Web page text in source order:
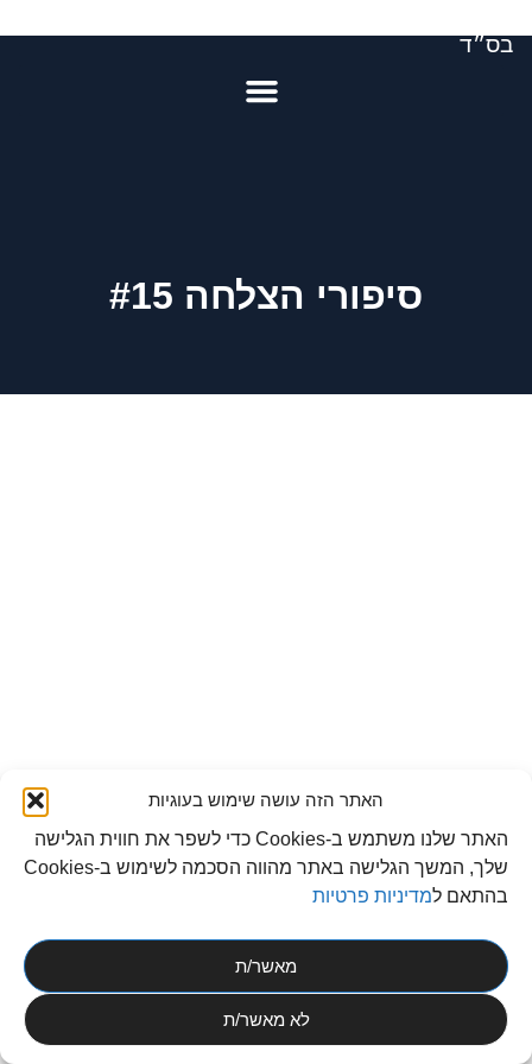
האתר הזה עושה שימוש בעוגיות
האתר שלנו משתמש ב-Cookies כדי לשפר את חווית הגלישה
שלך, המשך הגלישה באתר מהווה הסכמה לשימוש ב-Cookies
בהתאם למדיניות פרטיות
מאשר/ת
לא מאשר/ת
בס״ד
סיפורי הצלחה #15